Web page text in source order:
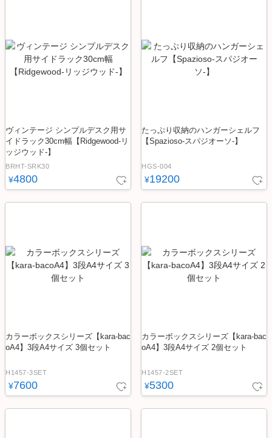
ヴィンテージ シンプルデスク用サ
イドラック30cm幅【Ridgewood-リ
ッジウッド-】
BRHT-SRK30
¥4800
たっぷり収納のハンガーシェルフ
【Spazioso-スパジオーソ-】
HGS-004
¥19200
カラーボックスシリーズ【kara-bac
oA4】3段A4サイズ 3個セット
H1457-3SET
¥7600
カラーボックスシリーズ【kara-bac
oA4】3段A4サイズ 2個セット
H1457-2SET
¥5300